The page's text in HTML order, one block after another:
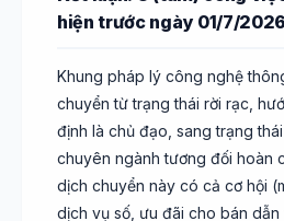
hiện trước ngày 01/7/2026
Khung pháp lý công nghệ
chuyển từ trạng thái rời rạc,
định là chủ đạo, sang trạng
chuyên ngành tương đối hoàn
dịch chuyển này có cả cơ hội
dịch vụ số, ưu đãi cho bán